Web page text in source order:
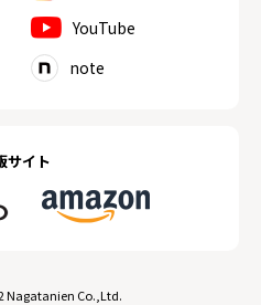
YouTube
note
サイト
Nagatanien Co.,Ltd.